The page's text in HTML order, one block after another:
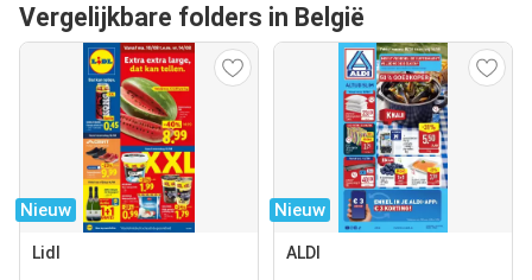
Vergelijkbare folders in België
Nieuw
Lidl
Nieuw
ALDI